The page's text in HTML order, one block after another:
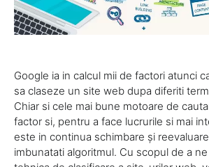
Google ia in calcul mii de factori atunci
sa claseze un site web dupa diferiti
Chiar si cele mai bune motoare de
factor si, pentru a face lucrurile si mai
este in continua schimbare și
imbunatati algoritmul. Cu scopul de a